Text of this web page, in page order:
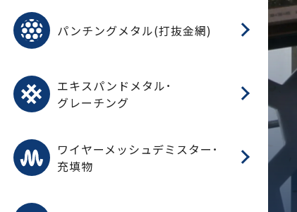
パンチングメタル(打抜金網)
エキスパンドメタル･
グレーチング
ワイヤーメッシュデミスター･
充填物